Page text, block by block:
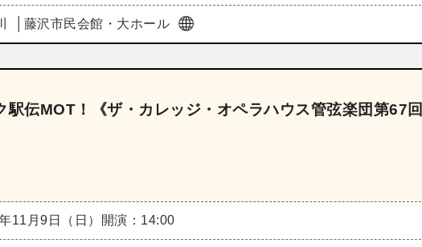
藤沢市民会館・大ホール
駅伝MOT！《ザ・カレッジ・オペラハウス管弦楽団第67回
11月9日（日） 開演：14:00